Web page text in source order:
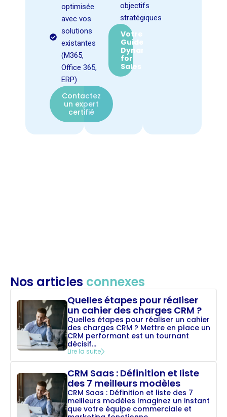
optimisée
avec vos
solutions
existantes
(M365,
Office 365,
ERP)
Contactez
un expert
certifié
objectifs
stratégiques
Votre
Guide
Dynamics
for
Sales
Nos articles connexes
Quelles étapes pour réaliser
un cahier des charges CRM ?
Quelles étapes pour réaliser un cahier
des charges CRM ? Mettre en place un
CRM performant est un tournant
décisif...
Lire la suite
CRM Saas : Définition et liste
des 7 meilleurs modèles
CRM Saas : Définition et liste des 7
meilleurs modèles Imaginez un instant
que votre équipe commerciale et